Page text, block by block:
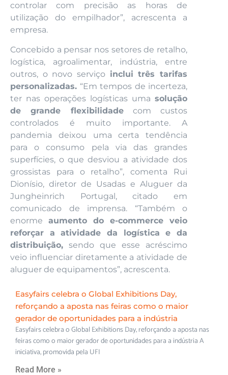
controlar com precisão as horas de
utilização do empilhador”, acrescenta a
empresa.
Concebido a pensar nos setores de retalho,
logística, agroalimentar, indústria, entre
outros, o novo serviço inclui três tarifas
personalizadas. “Em tempos de incerteza,
ter nas operações logísticas uma solução
de grande flexibilidadecom custos
controlados é muito importante. A
pandemia deixou uma certa tendência
para o consumo pela via das grandes
superfícies, o que desviou a atividade dos
grossistas para o retalho”, comenta Rui
Dionísio, diretor de Usadas e Aluguer da
Jungheinrich Portugal, citado em
comunicado de imprensa. “Também o
enorme aumento do e-commerce veio
reforçar a atividade da logística e da
distribuição, sendo que esse acréscimo
veio influenciar diretamente a atividade de
aluguer de equipamentos”, acrescenta.
Easyfairs celebra o Global Exhibitions Day,
reforçando a aposta nas feiras como o maior
gerador de oportunidades para a indústria
Easyfairs celebra o Global Exhibitions Day, reforçando a aposta nas
feiras como o maior gerador de oportunidades para a indústria A
iniciativa, promovida pela UFI
Read More »